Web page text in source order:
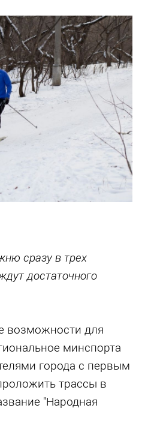
сразу в трех
достаточного
возможности для
минспорта
города с первым
трассы в
"Народная